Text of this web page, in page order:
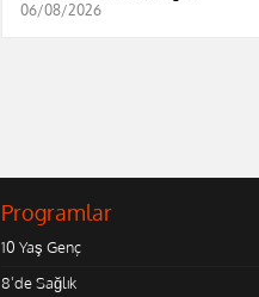
06/08/2026
Programlar
10 Yaş Genç
8'de Sağlık